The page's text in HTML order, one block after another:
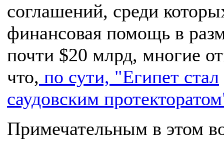
соглашений, среди
финансовая помощь в
почти $20 млрд, многие
что, по сути, "Египет стал
саудовским
Примечательным в этом